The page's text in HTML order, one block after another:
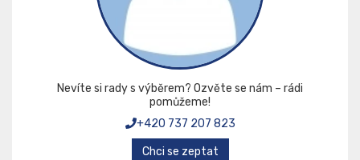
Nevíte si rady s výběrem? Ozvěte se nám – rádi
pomůžeme!
+420 737 207 823
Chci se zeptat